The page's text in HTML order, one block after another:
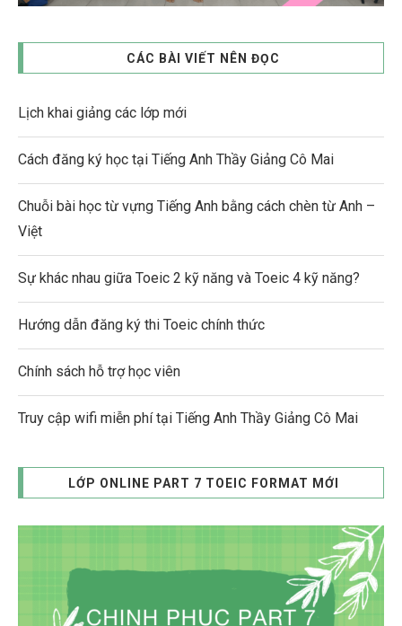
CÁC BÀI VIẾT NÊN ĐỌC
Lịch khai giảng các lớp mới
Cách đăng ký học tại Tiếng Anh Thầy Giảng Cô Mai
Chuỗi bài học từ vựng Tiếng Anh bằng cách chèn từ Anh –
Việt
Sự khác nhau giữa Toeic 2 kỹ năng và Toeic 4 kỹ năng?
Hướng dẫn đăng ký thi Toeic chính thức
Chính sách hỗ trợ học viên
Truy cập wifi miễn phí tại Tiếng Anh Thầy Giảng Cô Mai
LỚP ONLINE PART 7 TOEIC FORMAT MỚI